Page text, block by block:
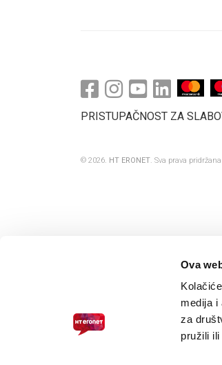
Ova
medija i
za
pružili
TELEFONSKI IMENIK
PRISTUPAČNOST ZA
© 2026. HT ERONET. Sva prava